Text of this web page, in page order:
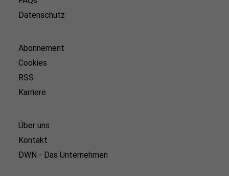
Datenschutz
Abonnement
Cookies
RSS
Karriere
Über uns
Kontakt
DWN - Das Unternehmen